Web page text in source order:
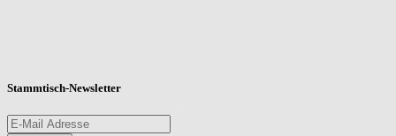
Stammtisch-Newsletter